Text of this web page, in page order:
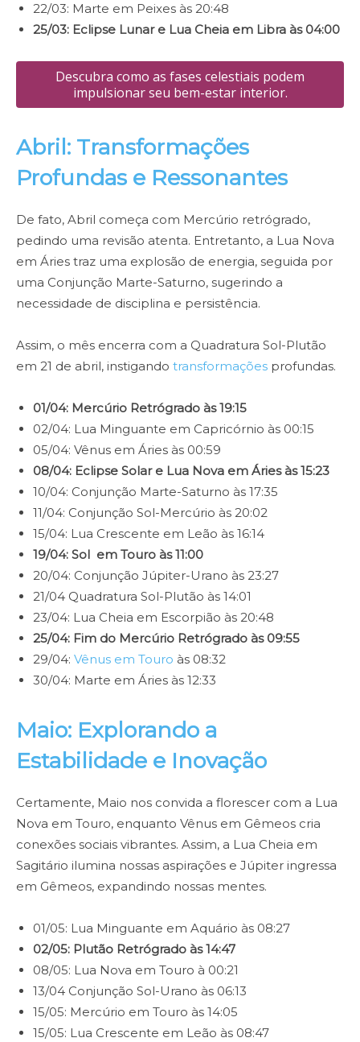
22/03: Marte em Peixes às 20:48
25/03: Eclipse Lunar e Lua Cheia em Libra às 04:00
Descubra como as fases celestiais podem
impulsionar seu bem-estar interior.
Abril: Transformações
Profundas e Ressonantes
De fato, Abril começa com Mercúrio retrógrado,
pedindo uma revisão atenta. Entretanto, a Lua Nova
em Áries traz uma explosão de energia, seguida por
uma Conjunção Marte-Saturno, sugerindo a
necessidade de disciplina e persistência.
Assim, o mês encerra com a Quadratura Sol-Plutão
em 21 de abril, instigando transformações profundas.
01/04: Mercúrio Retrógrado às 19:15
02/04: Lua Minguante em Capricórnio às 00:15
05/04: Vênus em Áries às 00:59
08/04: Eclipse Solar e Lua Nova em Áries às 15:23
10/04: Conjunção Marte-Saturno às 17:35
11/04: Conjunção Sol-Mercúrio às 20:02
15/04: Lua Crescente em Leão às 16:14
19/04: Sol em Touro às 11:00
20/04: Conjunção Júpiter-Urano às 23:27
21/04 Quadratura Sol-Plutão às 14:01
23/04: Lua Cheia em Escorpião às 20:48
25/04: Fim do Mercúrio Retrógrado às 09:55
29/04: Vênus em Touro às 08:32
30/04: Marte em Áries às 12:33
Maio: Explorando a
Estabilidade e Inovação
Certamente, Maio nos convida a florescer com a Lua
Nova em Touro, enquanto Vênus em Gêmeos cria
conexões sociais vibrantes. Assim, a Lua Cheia em
Sagitário ilumina nossas aspirações e Júpiter ingressa
em Gêmeos, expandindo nossas mentes.
01/05: Lua Minguante em Aquário às 08:27
02/05: Plutão Retrógrado às 14:47
08/05: Lua Nova em Touro à 00:21
13/04 Conjunção Sol-Urano às 06:13
15/05: Mercúrio em Touro às 14:05
15/05: Lua Crescente em Leão às 08:47